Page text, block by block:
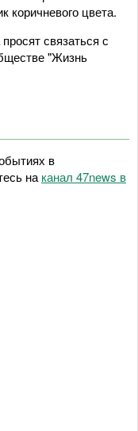
коричневого цвета.
связаться с
"Жизнь
в
на канал 47news в